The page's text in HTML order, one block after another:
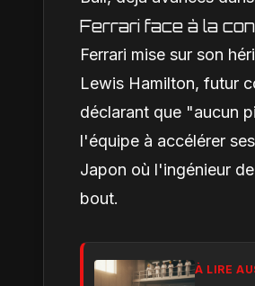
Ferrari face à la
Ferrari mise sur son
Lewis Hamilton, futur
déclarant que "aucun
l'équipe à accélérer
Japon où l'ingénieur
bout.
À LIRE